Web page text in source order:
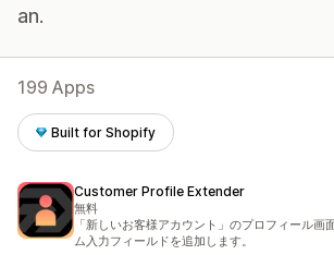
an.
199 Apps
Built for Shopify
Customer Profile Extender
無料
「新しいお客様アカウント」のプロフィール画
ム入力フィールドを追加します。